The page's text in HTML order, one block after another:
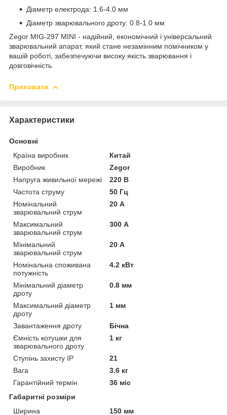
Діаметр електрода: 1.6-4.0 мм
Діаметр зварювального дроту: 0.8-1.0 мм
Zegor MIG-297 MINI - надійний, економічний і універсальний
зварювальний апарат, який стане незамінним помічником у
вашій роботі, забезпечуючи високу якість зварювання і
довговічність.
Приховати
Характеристики
Основні
Країна виробник
Китай
Виробник
Zegor
Напруга живильної мережі
220 В
Частота струму
50 Гц
Номінальний
зварювальний струм
20 А
Максимальний
зварювальний струм
300 А
Мінімальний
зварювальний струм
20 А
Номінальна споживана
потужність
4.2 кВт
Мінімальний діаметр
дроту
0.8 мм
Максимальний діаметр
дроту
1 мм
Завантаження дроту
Бічна
Ємність котушки для
зварювального дроту
1 кг
Ступінь захисту IP
21
Вага
3.6 кг
Гарантійний термін
36 міс
Габаритні розміри
Ширина
150 мм